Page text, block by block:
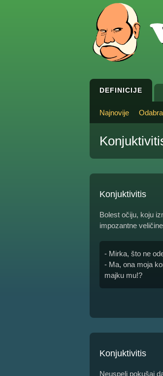
DEFINICIJE
Najnovije
Konjuktivitis
Bolest očiju, koju
impozantne
- Mirka, što ne
- Ma, ona moja
majku mu!?
Konjuktivitis
Neuspeli pokušaj